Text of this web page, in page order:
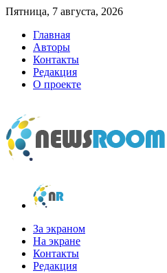
Пятница, 7 августа, 2026
Главная
Авторы
Контакты
Редакция
О проекте
newsroom.su
Новости о новостях
За экраном
На экране
Контакты
Редакция